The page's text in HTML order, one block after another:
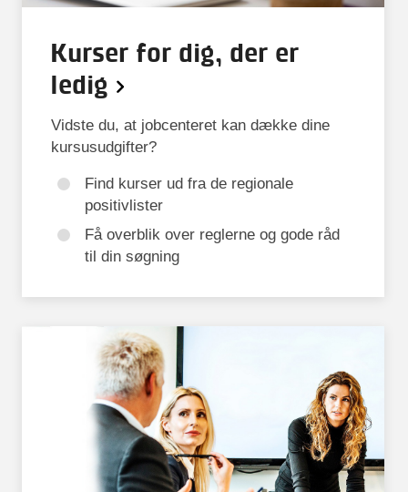
Kurser for dig, der er
ledig
Vidste du, at jobcenteret kan dække dine
kursusudgifter?
Find kurser ud fra de regionale
positivlister
Få overblik over reglerne og gode råd
til din søgning